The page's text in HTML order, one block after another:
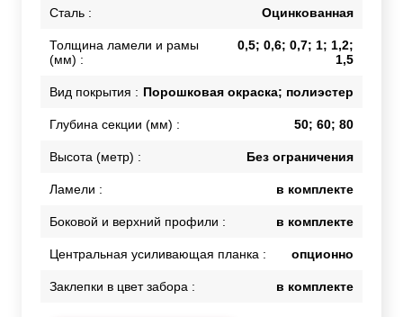
Сталь : Оцинкованная
Толщина ламели и рамы
(мм) :
0,5; 0,6; 0,7; 1; 1,2;
1,5
Вид покрытия : Порошковая окраска; полиэстер
Глубина секции (мм) : 50; 60; 80
Высота (метр) : Без ограничения
Ламели : в комплекте
Боковой и верхний профили : в комплекте
Центральная усиливающая планка : опционно
Заклепки в цвет забора : в комплекте